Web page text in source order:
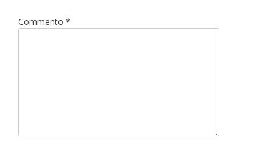
Commento *